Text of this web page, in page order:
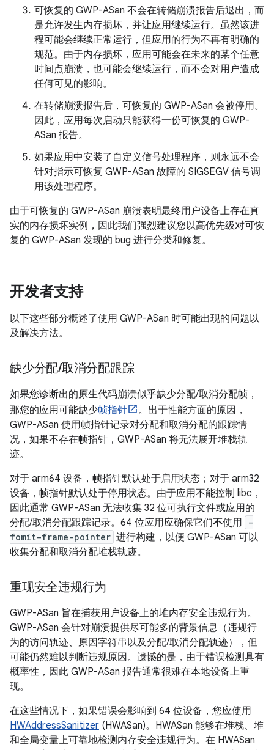
可恢复的 GWP-ASan 不会在转储崩溃报告后退出，而
是允许发生内存损坏，并让应用继续运行。虽然该进
程可能会继续正常运行，但应用的行为不再有明确的
规范。由于内存损坏，应用可能会在未来的某个任意
时间点崩溃，也可能会继续运行，而不会对用户造成
任何可见的影响。
在转储崩溃报告后，可恢复的 GWP-ASan 会被停用。
因此，应用每次启动只能获得一份可恢复的 GWP-
ASan 报告。
如果应用中安装了自定义信号处理程序，则永远不会
针对指示可恢复 GWP-ASan 故障的 SIGSEGV 信号调
用该处理程序。
由于可恢复的 GWP-ASan 崩溃表明最终用户设备上存在真
实的内存损坏实例，因此我们强烈建议您以高优先级对可恢
复的 GWP-ASan 发现的 bug 进行分类和修复。
开发者支持
以下这些部分概述了使用 GWP-ASan 时可能出现的问题以
及解决方法。
缺少分配/取消分配跟踪
如果您诊断出的原生代码崩溃似乎缺少分配/取消分配帧，
那您的应用可能缺少帧指针
。出于性能方面的原因，
GWP-ASan 使用帧指针记录对分配和取消分配的跟踪情
况，如果不存在帧指针，GWP-ASan 将无法展开堆栈轨
迹。
对于 arm64 设备，帧指针默认处于启用状态；对于 arm32
设备，帧指针默认处于停用状态。由于应用不能控制 libc，
因此通常 GWP-ASan 无法收集 32 位可执行文件或应用的
分配/取消分配跟踪记录。64 位应用应确保它们不使用
-
fomit-frame-pointer 进行构建，以便 GWP-ASan 可以
收集分配和取消分配堆栈轨迹。
重现安全违规行为
GWP-ASan 旨在捕获用户设备上的堆内存安全违规行为。
GWP-ASan 会针对崩溃提供尽可能多的背景信息（违规行
为的访问轨迹、原因字符串以及分配/取消分配轨迹），但
可能仍然难以判断违规原因。遗憾的是，由于错误检测具有
概率性，因此 GWP-ASan 报告通常很难在本地设备上重
现。
在这些情况下，如果错误会影响到 64 位设备，您应使用
HWAddressSanitizer (HWASan)。HWASan 能够在堆栈、堆
和全局变量上可靠地检测内存安全违规行为。在 HWASan